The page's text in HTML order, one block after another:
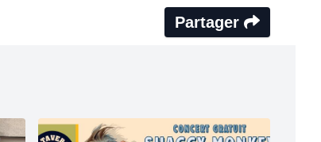
Partager